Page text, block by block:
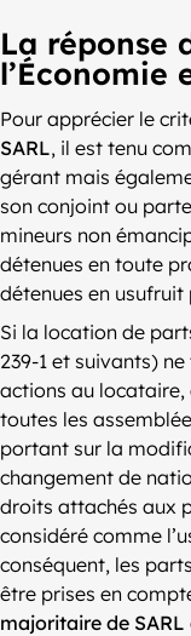
La réponse
l’Économie
Pour apprécier le
SARL, il est tenu
gérant mais
son conjoint ou
mineurs non
détenues en toute
détenues en usufruit
Si la location de
239-1 et suivants)
actions au locataire,
toutes les
portant sur la
changement de
droits attachés aux
considéré comme
conséquent, les
être prises en
majoritaire de SARL